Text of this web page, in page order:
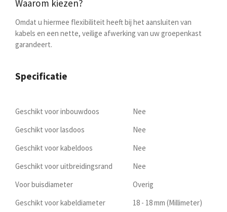
Waarom kiezen?
Omdat u hiermee flexibiliteit heeft bij het aansluiten van
kabels en een nette, veilige afwerking van uw groepenkast
garandeert.
Specificatie
Geschikt voor inbouwdoos
Nee
Geschikt voor lasdoos
Nee
Geschikt voor kabeldoos
Nee
Geschikt voor uitbreidingsrand
Nee
Voor buisdiameter
Overig
Geschikt voor kabeldiameter
18 - 18 mm (Millimeter)